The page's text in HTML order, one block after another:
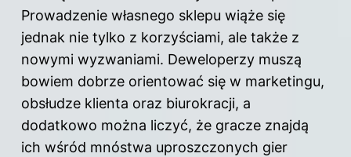
Prowadzenie własnego sklepu wiąże się
jednak nie tylko z korzyściami, ale także z
nowymi wyzwaniami. Deweloperzy muszą
bowiem dobrze orientować się w marketingu,
obsłudze klienta oraz biurokracji, a
dodatkowo można liczyć, że gracze znajdą
ich wśród mnóstwa uproszczonych gier